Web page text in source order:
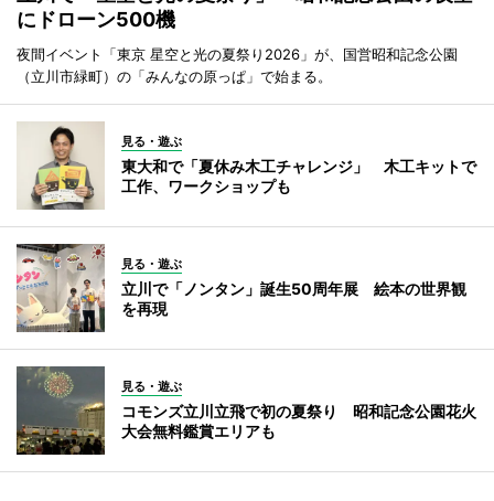
にドローン500機
夜間イベント「東京 星空と光の夏祭り2026」が、国営昭和記念公園
（立川市緑町）の「みんなの原っぱ」で始まる。
見る・遊ぶ
東大和で「夏休み木工チャレンジ」 木工キットで
工作、ワークショップも
見る・遊ぶ
立川で「ノンタン」誕生50周年展 絵本の世界観
を再現
見る・遊ぶ
コモンズ立川立飛で初の夏祭り 昭和記念公園花火
大会無料鑑賞エリアも